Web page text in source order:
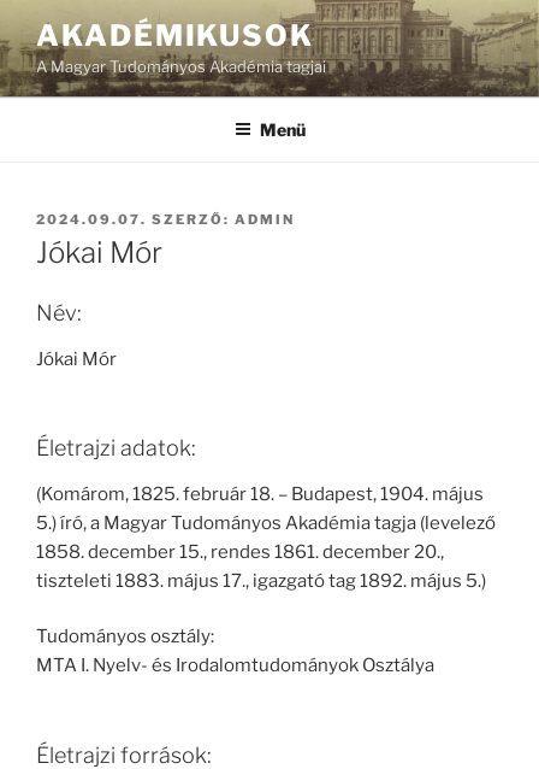
AKADÉMIKUSOK
A Magyar Tudományos Akadémia tagjai
Menü
BEKÜLDVE:
2024.09.07. SZERZŐ: ADMIN
Jókai Mór
Név:
Jókai Mór
Életrajzi adatok:
(Komárom, 1825. február 18. – Budapest, 1904. május
5.) író, a Magyar Tudományos Akadémia tagja (levelező
1858. december 15., rendes 1861. december 20.,
tiszteleti 1883. május 17., igazgató tag 1892. május 5.)
Tudományos osztály:
MTA I. Nyelv- és Irodalomtudományok Osztálya
Életrajzi források: